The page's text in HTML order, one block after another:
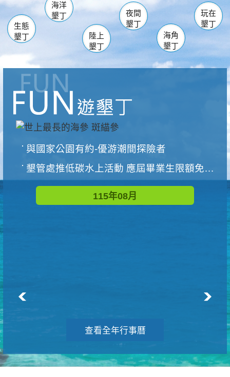
森林遊樂區
瓊麻館
關山 墾管處遊客中心
社頂公園 風吹沙
船帆石
白砂 龍磐公園
香蕉灣
砂島
鵝鑾鼻
生態
墾丁
海洋
墾丁
陸上
墾丁
夜間
墾丁
海角
墾丁
玩在
墾丁
與國家公園有約-優游潮間探險者
墾管處推低碳水上活動 應屆畢業生限額免費參加
115年08月
查看全年行事曆